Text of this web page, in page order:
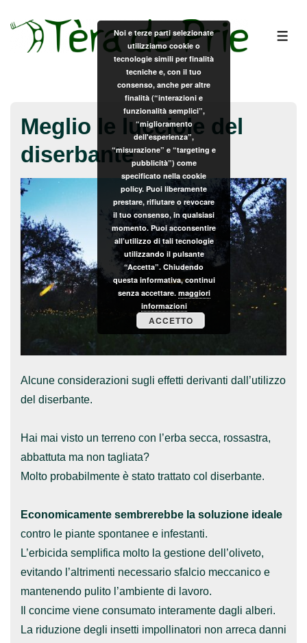
Vai
Meglio le lucciole del
diserbante
Alcune considerazioni sugli effetti derivanti dall’utilizzo
del diserbante.
Hai mai visto un terreno con l’erba secca, rossastra,
abbattuta ma non tagliata?
Molto probabilmente è stato trattato col diserbante.
Economicamente sembrerebbe la soluzione ideale
contro le piante spontanee e infestanti.
L’erbicida semplifica molto la gestione dell’oliveto,
evitando l’altrimenti necessario sfalcio meccanico e
mantenendo pulito l’ambiente di lavoro.
Il concime viene consumato interamente dagli alberi.
La riduzione degli insetti impollinatori non arreca danni
Noi e terze parti selezionate
utilizziamo cookie o
tecnologie simili per finalità
tecniche e, con il tuo
consenso, anche per altre
finalità (“interazioni e
funzionalità semplici”,
“miglioramento
dell'esperienza”,
“misurazione” e “targeting e
pubblicità”) come
specificato nella cookie
policy. Puoi liberamente
prestare, rifiutare o revocare
il tuo consenso, in qualsiasi
momento. Puoi acconsentire
all’utilizzo di tali tecnologie
utilizzando il pulsante
“Accetta”. Chiudendo
questa informativa, continui
senza accettare. maggiori
informazioni
ACCETTO